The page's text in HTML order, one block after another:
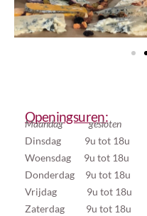
Openingsuren:
Maandag gesloten
Dinsdag 9u tot 18u
Woensdag 9u tot 18u
Donderdag 9u tot 18u
Vrijdag 9u tot 18u
Zaterdag 9u tot 18u